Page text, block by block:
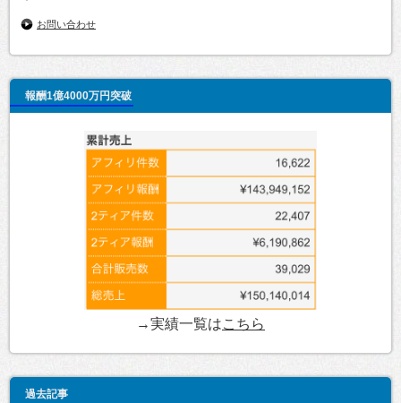
お問い合わせ
報酬1億4000万円突破
→実績一覧はこちら
過去記事